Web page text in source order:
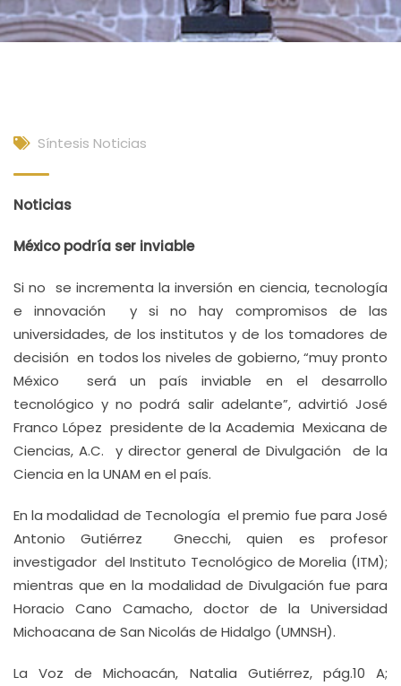
Síntesis Noticias
Noticias
México podría ser inviable
Si no se incrementa la inversión en ciencia, tecnología
e innovación y si no hay compromisos de las
universidades, de los institutos y de los tomadores de
decisión en todos los niveles de gobierno, “muy pronto
México será un país inviable en el desarrollo
tecnológico y no podrá salir adelante”, advirtió José
Franco López presidente de la Academia Mexicana de
Ciencias, A.C. y director general de Divulgación de la
Ciencia en la UNAM en el país.
En la modalidad de Tecnología el premio fue para José
Antonio Gutiérrez Gnecchi, quien es profesor
investigador del Instituto Tecnológico de Morelia (ITM);
mientras que en la modalidad de Divulgación fue para
Horacio Cano Camacho, doctor de la Universidad
Michoacana de San Nicolás de Hidalgo (UMNSH).
La Voz de Michoacán, Natalia Gutiérrez, pág.10 A;